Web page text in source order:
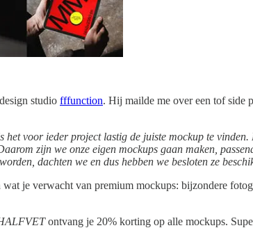
studio fffunction. Hij mailde me over een tof side
voor ieder project lastig de juiste mockup te
zijn we onze eigen mockups gaan maken,
dachten we en dus hebben we besloten ze
je verwacht van premium mockups: bijzondere
ontvang je 20% korting op alle mockups.